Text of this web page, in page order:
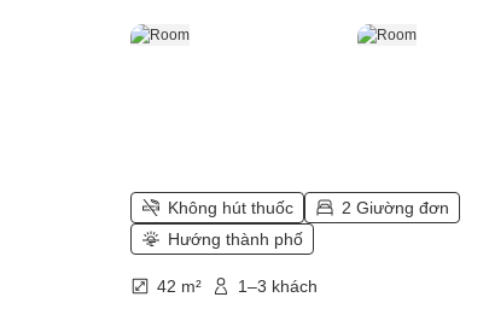
Không hút thuốc
2 Giường đơn
Hướng thành phố
42 m² 1–3 khách